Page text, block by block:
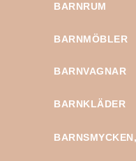
BARNRUM
BARNMÖBLER
BARNVAGNAR
BARNKLÄDER